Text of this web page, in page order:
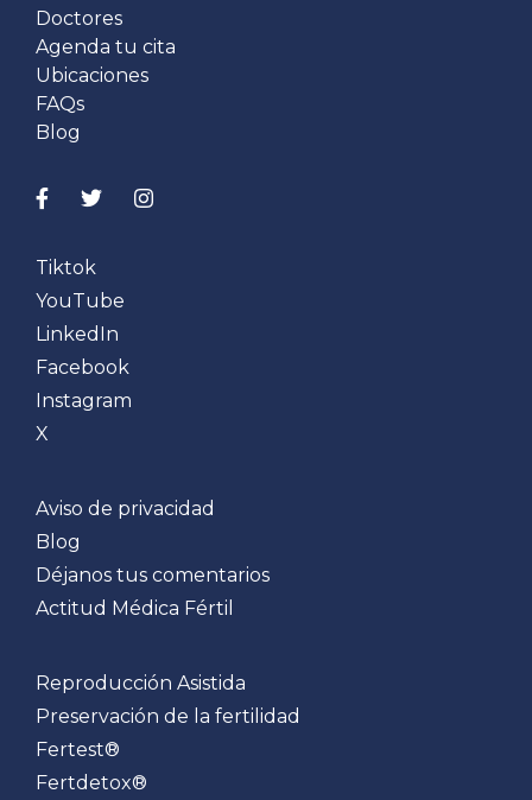
Doctores
Agenda tu cita
Ubicaciones
FAQs
Blog
Tiktok
YouTube
LinkedIn
Facebook
Instagram
X
Aviso de privacidad
Blog
Déjanos tus comentarios
Actitud Médica Fértil
Reproducción Asistida
Preservación de la fertilidad
Fertest®
Fertdetox®